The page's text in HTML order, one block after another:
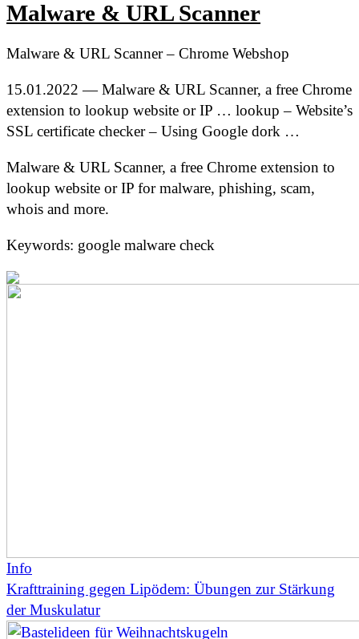
Malware & URL Scanner
Malware & URL Scanner – Chrome Webshop
15.01.2022 — Malware & URL Scanner, a free Chrome
extension to lookup website or IP … lookup – Website’s
SSL certificate checker – Using Google dork …
Malware & URL Scanner, a free Chrome extension to
lookup website or IP for malware, phishing, scam,
whois and more.
Keywords: google malware check
Info
Krafttraining gegen Lipödem: Übungen zur Stärkung
der Muskulatur